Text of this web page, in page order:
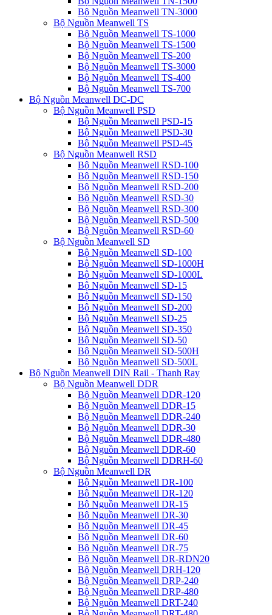
Bộ Nguồn Meanwell TN-3000
Bộ Nguồn Meanwell TS
Bộ Nguồn Meanwell TS-1000
Bộ Nguồn Meanwell TS-1500
Bộ Nguồn Meanwell TS-200
Bộ Nguồn Meanwell TS-3000
Bộ Nguồn Meanwell TS-400
Bộ Nguồn Meanwell TS-700
Bộ Nguồn Meanwell DC-DC
Bộ Nguồn Meanwell PSD
Bộ Nguồn Meanwell PSD-15
Bộ Nguồn Meanwell PSD-30
Bộ Nguồn Meanwell PSD-45
Bộ Nguồn Meanwell RSD
Bộ Nguồn Meanwell RSD-100
Bộ Nguồn Meanwell RSD-150
Bộ Nguồn Meanwell RSD-200
Bộ Nguồn Meanwell RSD-30
Bộ Nguồn Meanwell RSD-300
Bộ Nguồn Meanwell RSD-500
Bộ Nguồn Meanwell RSD-60
Bộ Nguồn Meanwell SD
Bộ Nguồn Meanwell SD-100
Bộ Nguồn Meanwell SD-1000H
Bộ Nguồn Meanwell SD-1000L
Bộ Nguồn Meanwell SD-15
Bộ Nguồn Meanwell SD-150
Bộ Nguồn Meanwell SD-200
Bộ Nguồn Meanwell SD-25
Bộ Nguồn Meanwell SD-350
Bộ Nguồn Meanwell SD-50
Bộ Nguồn Meanwell SD-500H
Bộ Nguồn Meanwell SD-500L
Bộ Nguồn Meanwell DIN Rail - Thanh Ray
Bộ Nguồn Meanwell DDR
Bộ Nguồn Meanwell DDR-120
Bộ Nguồn Meanwell DDR-15
Bộ Nguồn Meanwell DDR-240
Bộ Nguồn Meanwell DDR-30
Bộ Nguồn Meanwell DDR-480
Bộ Nguồn Meanwell DDR-60
Bộ Nguồn Meanwell DDRH-60
Bộ Nguồn Meanwell DR
Bộ Nguồn Meanwell DR-100
Bộ Nguồn Meanwell DR-120
Bộ Nguồn Meanwell DR-15
Bộ Nguồn Meanwell DR-30
Bộ Nguồn Meanwell DR-45
Bộ Nguồn Meanwell DR-60
Bộ Nguồn Meanwell DR-75
Bộ Nguồn Meanwell DR-RDN20
Bộ Nguồn Meanwell DRH-120
Bộ Nguồn Meanwell DRP-240
Bộ Nguồn Meanwell DRP-480
Bộ Nguồn Meanwell DRT-240